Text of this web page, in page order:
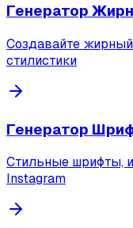
Генератор
Создавайте
стилистики
Генератор
Стильные шрифты,
Instagram